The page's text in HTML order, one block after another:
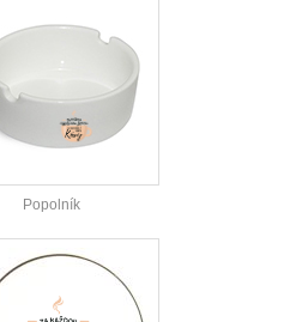
Popolník